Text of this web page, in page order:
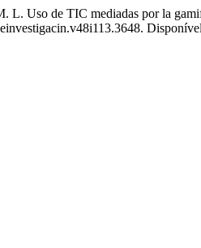
de TIC mediadas por la